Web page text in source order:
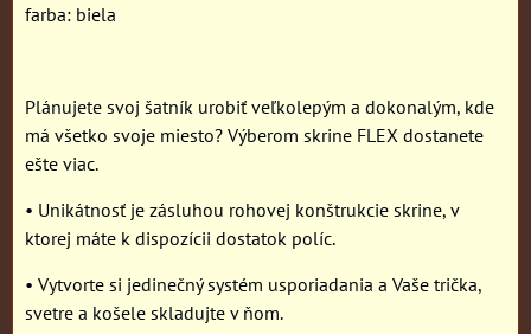
farba: biela
Plánujete svoj šatník urobiť veľkolepým a dokonalým, kde
má všetko svoje miesto? Výberom skrine FLEX dostanete
ešte viac.
• Unikátnosť je zásluhou rohovej konštrukcie skrine, v
ktorej máte k dispozícii dostatok políc.
• Vytvorte si jedinečný systém usporiadania a Vaše trička,
svetre a košele skladujte v ňom.